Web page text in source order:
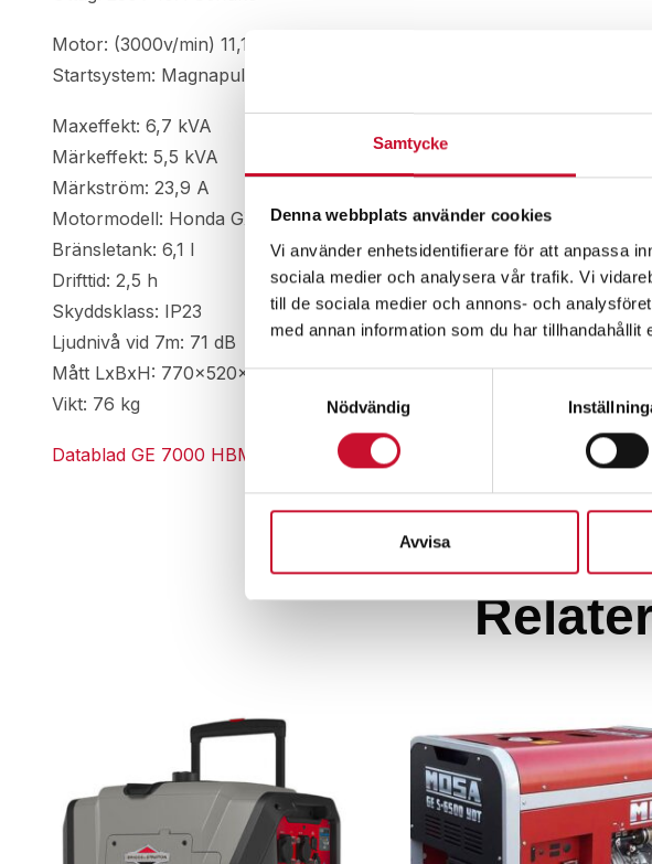
Samtycke
Denna webbplats använder cookies
Vi använder enhetsidentifierare för att anpassa
sociala medier och analysera vår trafik. Vi
till de sociala medier och annons- och
med annan information som du har
Samtyckesval
Nödvändig
Avvisa
Motor: (3000v/min) 11,1 hk
Startsystem: Magnapull
Maxeffekt: 6,7 kVA
Märkeffekt: 5,5 kVA
Märkström: 23,9 A
Motormodell: Honda GX390
Bränsletank: 6,1 l
Drifttid: 2,5 h
Skyddsklass: IP23
Ljudnivå vid 7m: 71 dB
Mått LxBxH: 770x520x650 mm
Vikt: 76 kg
Datablad GE 7000 HBM